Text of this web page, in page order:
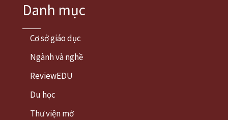
Danh mục
Cơ sở giáo dục
Ngành và nghề
ReviewEDU
Du học
Thư viện mở